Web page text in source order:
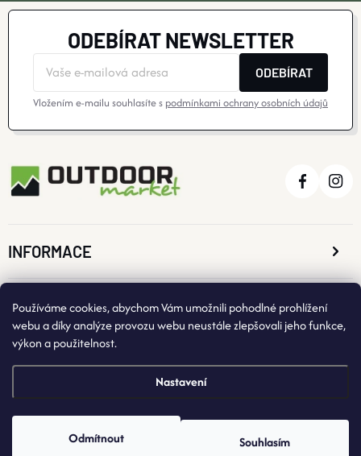
Používáme cookies, abychom Vám umožnili pohodlné prohlížení
webu a díky analýze provozu webu neustále zlepšovali jeho funkce,
výkon a použitelnost.
Nastavení
Odmítnout Souhlasím
V
U
ODEBÍRAT NEWSLETTER
ODEBÍRAT
Vložením e-mailu souhlasíte s podmínkami ochrany osobních údajů
INFORMACE
O NÁKUPU
Copyright 2026OutdoorMarket . Všechna práva vyhrazena.